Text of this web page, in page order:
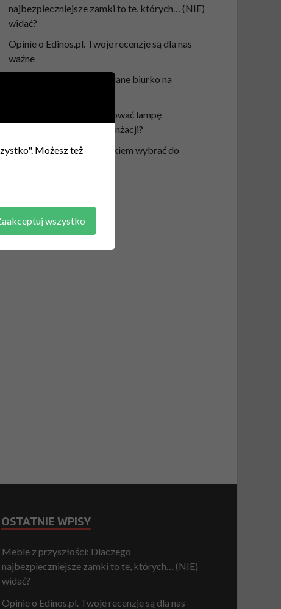
najbezpieczniejsze zamki to te, których… (NIE)
widać?
Opinie o Edinos.pl. Twoje recenzje są dla nas
ważne
Jak wypoziomować składane biurko na
W jaki sposób wkomponować lampę
witrażową do różnych aranżacji?
Jaki kolor pufy z pojemnikiem wybrać do
OSTATNIE WPISY
Meble z przyszłości: Dlaczego
najbezpieczniejsze zamki to te, których… (NIE)
widać?
Opinie o Edinos.pl. Twoje recenzje są dla nas
Możesz też
wszystko